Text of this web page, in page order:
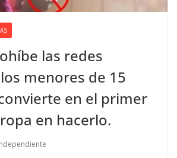
las redes
menores de 15
en el primer
en hacerlo.